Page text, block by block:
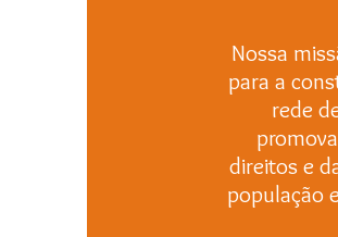
Nossa
para a
rede
direitos e
população